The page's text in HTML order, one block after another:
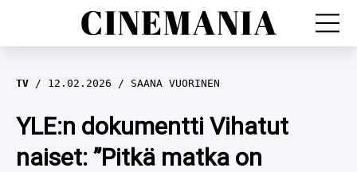
LEFFAT
SARJAT
TV
TV 12.02.2026 SAANA VUORINEN
YLE:n dokumentti Vihatut
naiset: ”Pitkä matka on